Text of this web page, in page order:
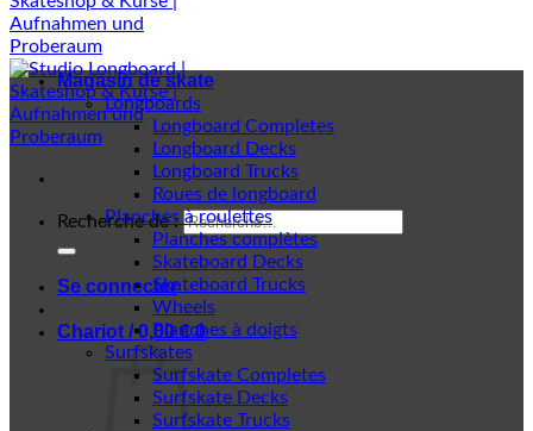
Recherche de :
Se connecter
Chariot /0,00€ 0
Magasin de skate
Longboards
Longboard Completes
Longboard Decks
Longboard Trucks
Roues de longboard
Planches à roulettes
Planches complètes
Skateboard Decks
Skateboard Trucks
Wheels
Planches à doigts
Surfskates
Surfskate Completes
Surfskate Decks
Surfskate Trucks